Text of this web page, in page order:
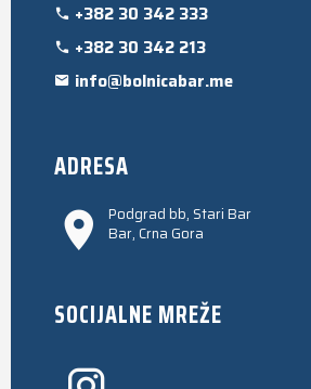
+382 30 342 333
+382 30 342 213
info@bolnicabar.me
ADRESA
Podgrad bb, Stari Bar
Bar, Crna Gora
SOCIJALNE MREŽE